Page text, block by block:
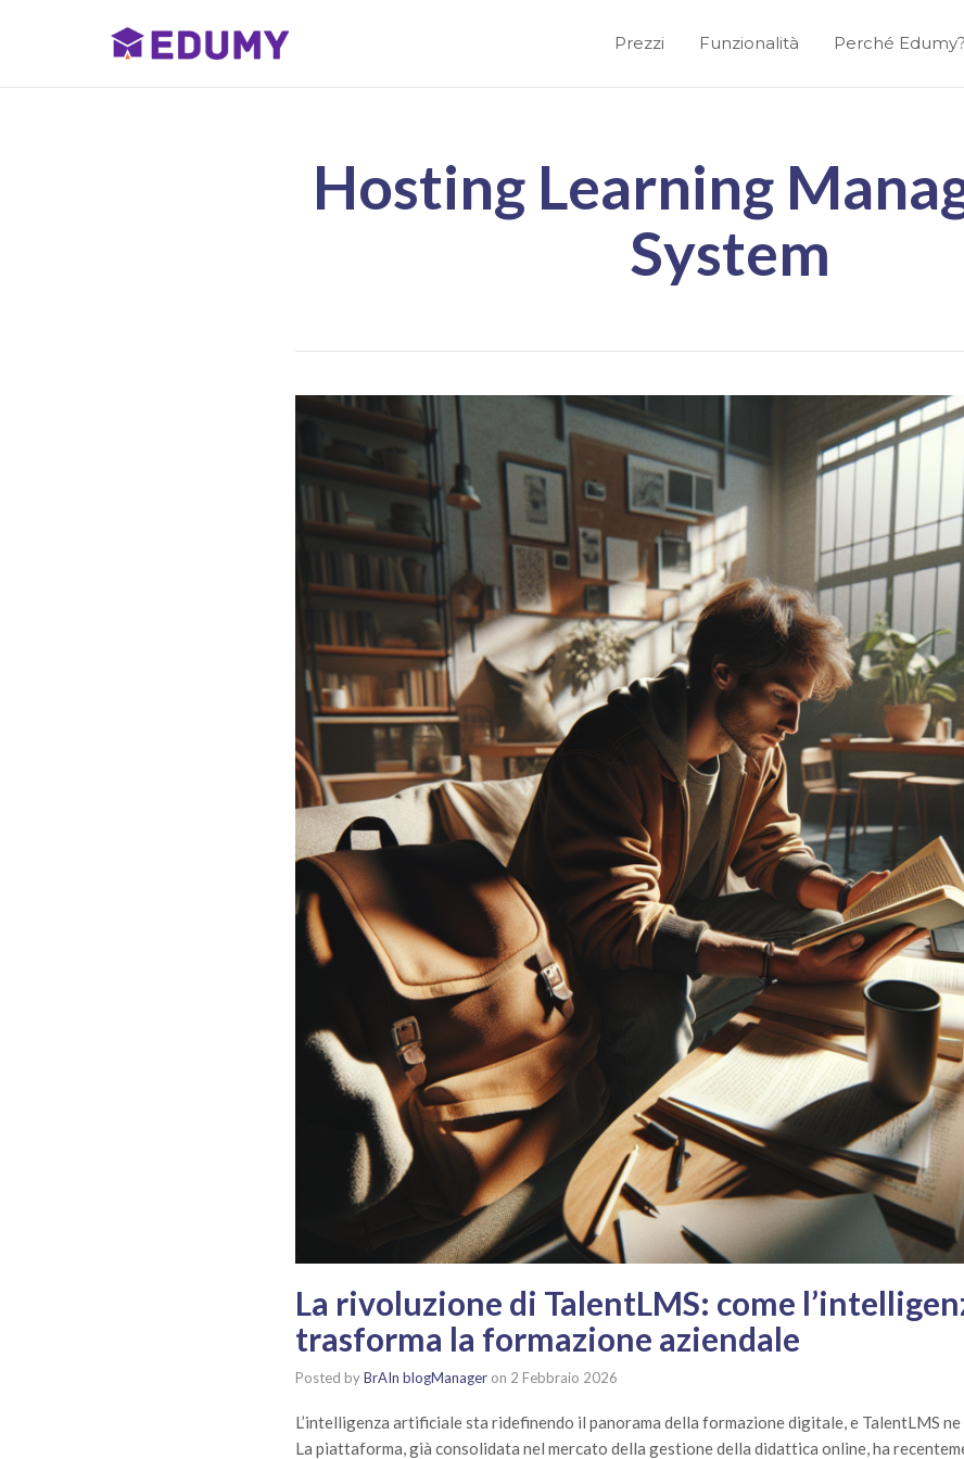
Prezzi Funzionalità Perché Edumy?
Hosting Learning
System
La rivoluzione di TalentLMS: come
trasforma la formazione aziendale
Posted byBrAIn blogManager on 2 Febbraio 2026
L’intelligenza artificiale sta ridefinendo il panorama della formazione digitale, e TalentLMS ne
La piattaforma, già consolidata nel mercato della gestione della didattica online, ha